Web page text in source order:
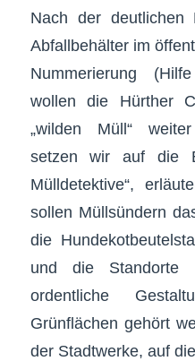
Nach der
Abfallbehälter im
Nummerierung
wollen die Hürther
„wilden Müll“
setzen wir auf die
Mülldetektive“,
sollen Müllsündern
die
und die Standorte
ordentliche
Grünflächen gehört
der Stadtwerke, auf